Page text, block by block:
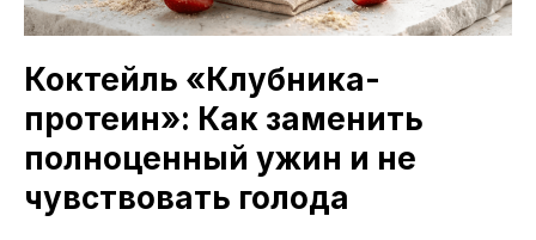
Коктейль «Клубника-
протеин»: Как заменить
полноценный ужин и не
чувствовать голода